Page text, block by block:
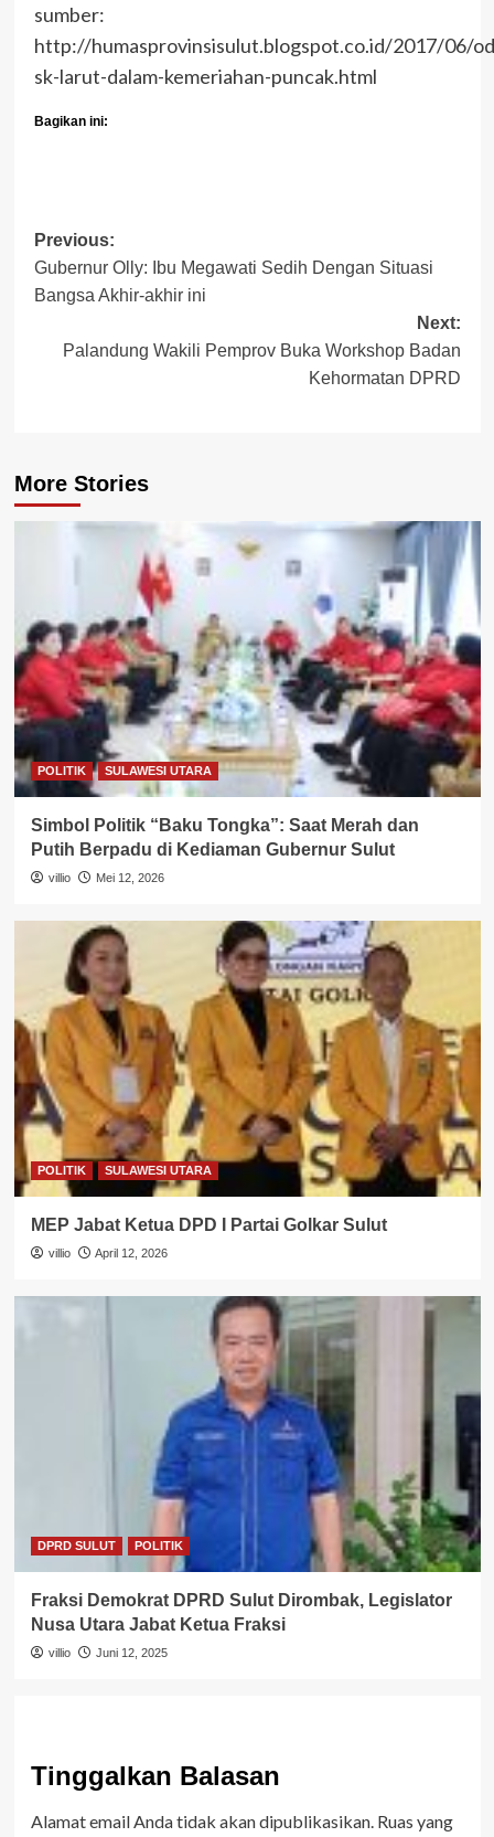
sumber:
http://humasprovinsisulut.blogspot.co.id/2017/06/
sk-larut-dalam-kemeriahan-puncak.html
Bagikan ini:
Post
navigation
Previous:
Gubernur Olly: Ibu Megawati Sedih Dengan Situasi
Bangsa Akhir-akhir ini
Next:
Palandung Wakili Pemprov Buka Workshop Badan
Kehormatan DPRD
More Stories
POLITIK SULAWESI UTARA
Simbol Politik “Baku Tongka”: Saat Merah dan
Putih Berpadu di Kediaman Gubernur Sulut
villio Mei 12, 2026
POLITIK SULAWESI UTARA
MEP Jabat Ketua DPD I Partai Golkar Sulut
villio April 12, 2026
DPRD SULUT POLITIK
Fraksi Demokrat DPRD Sulut Dirombak, Legislator
Nusa Utara Jabat Ketua Fraksi
villio Juni 12, 2025
Tinggalkan Balasan
Alamat email Anda tidak akan dipublikasikan. Ruas yang